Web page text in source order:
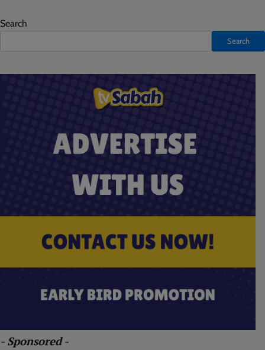
Search
Search
- Sponsored -